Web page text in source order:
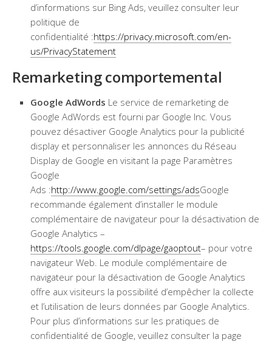
d’informations sur Bing Ads, veuillez consulter leur
politique de
confidentialité :https://privacy.microsoft.com/en-
us/PrivacyStatement
Remarketing comportemental
Google AdWords Le service de remarketing de
Google AdWords est fourni par Google Inc. Vous
pouvez désactiver Google Analytics pour la publicité
display et personnaliser les annonces du Réseau
Display de Google en visitant la page Paramètres
Google
Ads :http://www.google.com/settings/adsGoogle
recommande également d’installer le module
complémentaire de navigateur pour la désactivation de
Google Analytics –
https://tools.google.com/dlpage/gaoptout– pour votre
navigateur Web. Le module complémentaire de
navigateur pour la désactivation de Google Analytics
offre aux visiteurs la possibilité d’empêcher la collecte
et l’utilisation de leurs données par Google Analytics.
Pour plus d’informations sur les pratiques de
confidentialité de Google, veuillez consulter la page